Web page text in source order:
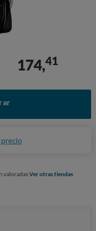
174,41
valoradasVer otras tiendas